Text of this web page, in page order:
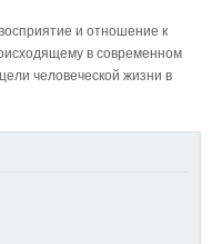
и отношение к
в современном
человеческой жизни в